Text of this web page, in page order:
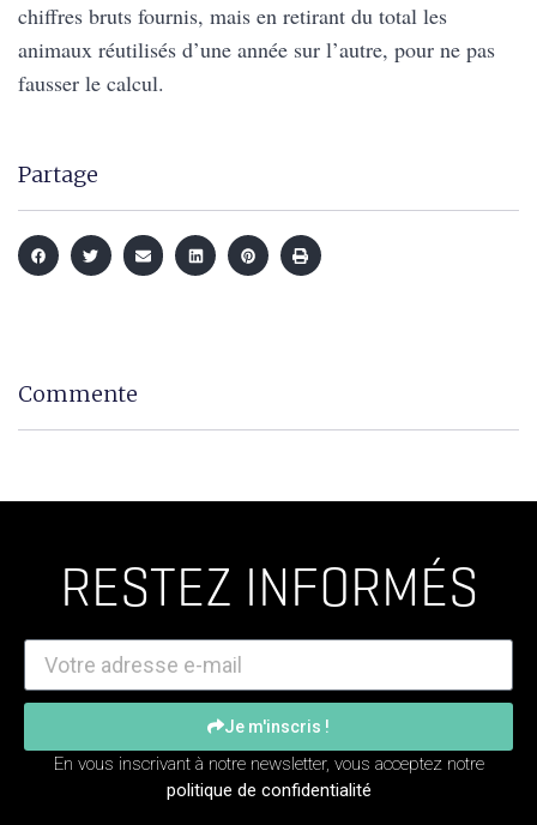
chiffres bruts fournis, mais en retirant du total les
animaux réutilisés d’une année sur l’autre, pour ne pas
fausser le calcul.
Partage
Commente
RESTEZ INFORMÉS
Je m'inscris !
En vous inscrivant à notre newsletter, vous acceptez notre
politique de confidentialité